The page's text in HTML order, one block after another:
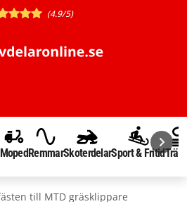
(4.9/5)
MopedRemmarSkoterdelarSport & Fritid
till MTD gräsklippare